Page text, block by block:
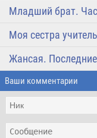
Младший брат.
Моя сестра
Жансая.
Ваши комментарии